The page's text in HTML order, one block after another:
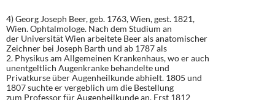
4) Georg Joseph Beer, geb. 1763, Wien, gest. 1821,
Wien. Ophtalmologe. Nach dem Studium an
der Universität Wien arbeitete Beer als anatomischer
Zeichner bei Joseph Barth und ab 1787 als
2. Physikus am Allgemeinen Krankenhaus, wo er auch
unentgeltlich Augenkranke behandelte und
Privatkurse über Augenheilkunde abhielt. 1805 und
1807 suchte er vergeblich um die Bestellung
zum Professor für Augenheilkunde an. Erst 1812